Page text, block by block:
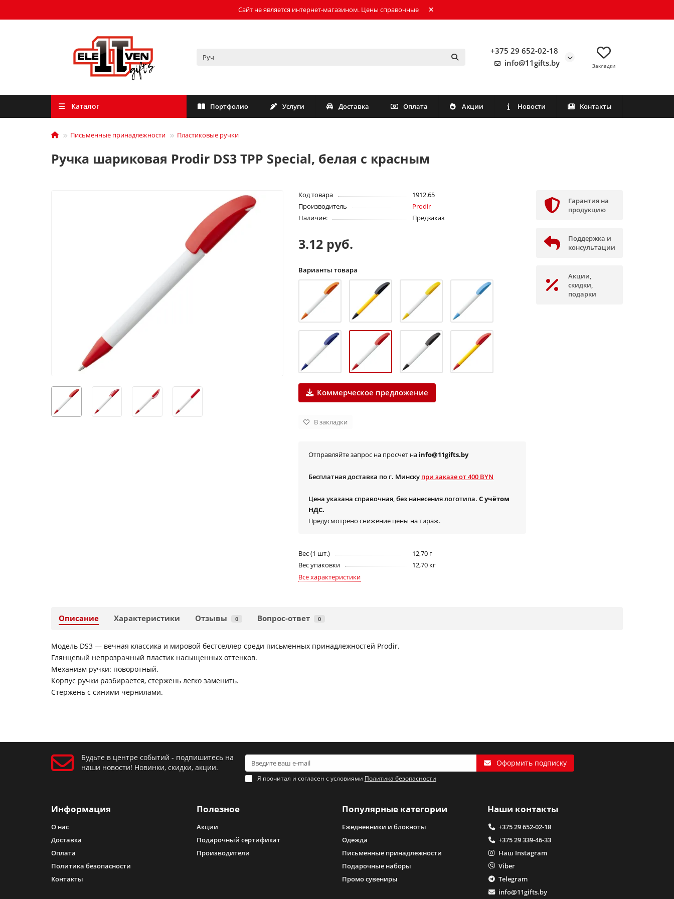
Сайт не является интернет-магазином. Цены справочные
+375 29 652-02-18
info@11gifts.by
Закладки
Каталог Портфолио Услуги Доставка Оплата Акции Новости Контакты
Письменные принадлежности Пластиковые ручки
Ручка шариковая Prodir DS3 TPP Special, белая с красным
Код товара
1912.65
Производитель
Prodir
Наличие:
Предзаказ
3.12 руб.
Варианты товара
Коммерческое предложение
В закладки
Отправляйте запрос на просчет на info@11gifts.by
Бесплатная доставка по г. Минску при заказе от 400 BYN
Цена указана справочная, без нанесения логотипа. С учётом
НДС.
Предусмотрено снижение цены на тираж.
Вес (1 шт.)
12,70 г
Вес упаковки
12,70 кг
Все характеристики
Гарантия на
продукцию
Поддержка и
консультации
Акции,
скидки,
подарки
Описание Характеристики Отзывы 0 Вопрос-ответ 0
Модель DS3 — вечная классика и мировой бестселлер среди письменных принадлежностей Prodir.
Глянцевый непрозрачный пластик насыщенных оттенков.
Механизм ручки: поворотный.
Корпус ручки разбирается, стержень легко заменить.
Стержень с синими чернилами.
Будьте в центре событий - подпишитесь на
наши новости! Новинки, скидки, акции.
Оформить подписку
Я прочитал и согласен с условиями Политика безопасности
Информация
О нас
Доставка
Оплата
Политика безопасности
Контакты
Полезное
Акции
Подарочный сертификат
Производители
Популярные категории
Ежедневники и блокноты
Одежда
Письменные принадлежности
Подарочные наборы
Промо сувениры
Наши контакты
+375 29 652-02-18
+375 29 339-46-33
Наш Instagram
Viber
Telegram
info@11gifts.by